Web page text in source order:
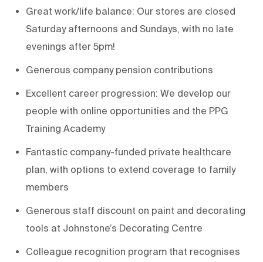
Great work/life balance: Our stores are closed
Saturday afternoons and Sundays, with no late
evenings after 5pm!
Generous company pension contributions
Excellent career progression: We develop our
people with online opportunities and the PPG
Training Academy
Fantastic company-funded private healthcare
plan, with options to extend coverage to family
members
Generous staff discount on paint and decorating
tools at Johnstone’s Decorating Centre
Colleague recognition program that recognises